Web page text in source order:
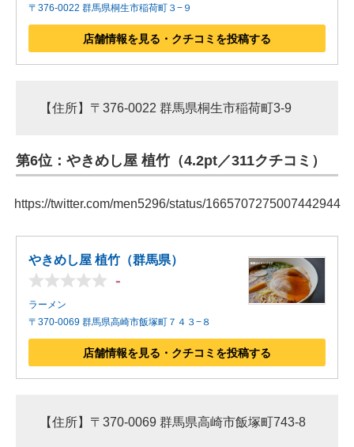
〒376-0022 群馬県桐生市稲荷町３−９
店舗情報を見る・クチコミを投稿する
【住所】〒376-0022 群馬県桐生市稲荷町3-9
第6位：やきめし屋 植竹（4.2pt／311クチコミ）
https://twitter.com/men5296/status/1665707275007442944
やきめし屋 植竹（群馬県）
-
ラーメン
〒370-0069 群馬県高崎市飯塚町７４３−８
店舗情報を見る・クチコミを投稿する
【住所】〒370-0069 群馬県高崎市飯塚町743-8